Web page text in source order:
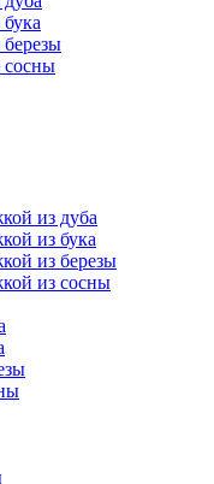
сосны
из дуба
из бука
из березы
из сосны